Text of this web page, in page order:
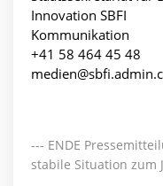
Innovation SBFI
Kommunikation
+41 58 464 45 48
--- ENDE
stabile Situation zum